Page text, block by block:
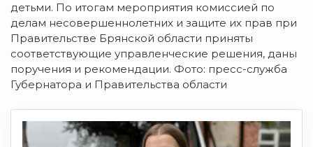
детьми. По итогам мероприятия комиссией по
делам несовершеннолетних и защите их прав при
Правительстве Брянской области приняты
соответствующие управленческие решения, даны
поручения и рекомендации. Фото: пресс-служба
Губернатора и Правительства области